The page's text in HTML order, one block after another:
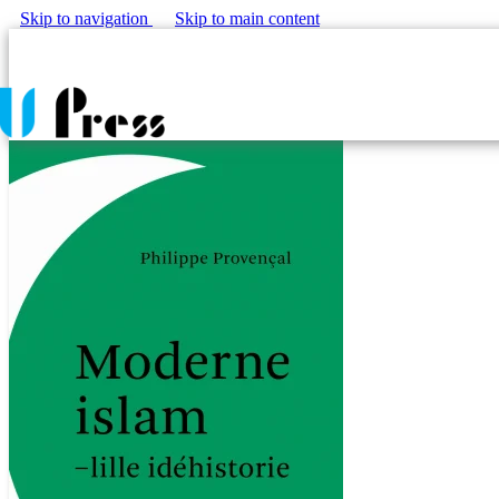
Skip to navigation Skip to main content